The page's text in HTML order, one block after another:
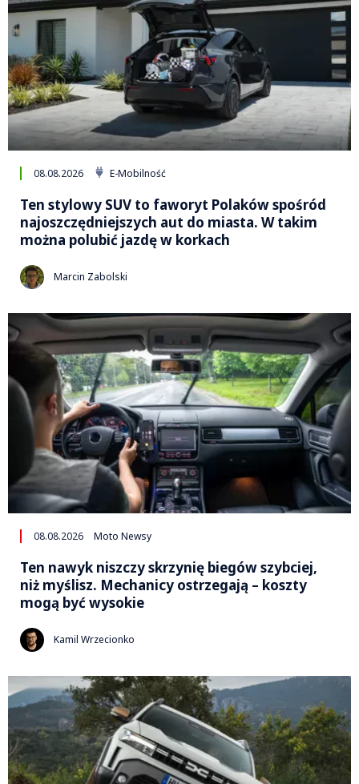
08.08.2026 E-Mobilność
Ten stylowy SUV to faworyt Polaków spośród
najoszczędniejszych aut do miasta. W takim
można polubić jazdę w korkach
Marcin Zabolski
08.08.2026 Moto Newsy
Ten nawyk niszczy skrzynię biegów szybciej,
niż myślisz. Mechanicy ostrzegają – koszty
mogą być wysokie
Kamil Wrzecionko